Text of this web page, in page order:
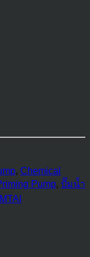
, Chemical
Pump, ปั๊มน้ำ